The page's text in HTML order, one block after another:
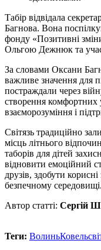
Табір відвідала
Багнова. Вона
фонду «Позитивні
Ольгою Дежнюк та
За словами Оксани
важливе значення для
постраждали через
створення комфортних
взаєморозуміння і
Світязь традиційно
місць літнього
таборів для дітей
відновити емоційний
друзів, здобути
безпечному середовищі.
Автор статті: Сергій
Теги: ВолиньКовель